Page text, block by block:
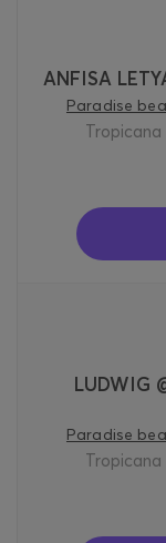
ANFISA
Paradise
LUDWIG
Paradise